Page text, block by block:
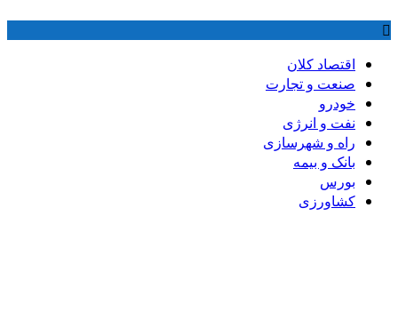
اقتصاد کلان
صنعت و تجارت
خودرو
نفت و انرژی
راه و شهرسازی
بانک و بیمه
بورس
کشاورزی